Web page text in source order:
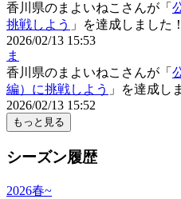
香川県のまよいねこさんが「
挑戦しよう 」を達成しました！
2026/02/13 15:53
ま
香川県のまよいねこさんが「
編）に挑戦しよう 」を達成し
2026/02/13 15:52
もっと見る
シーズン履歴
2026春~